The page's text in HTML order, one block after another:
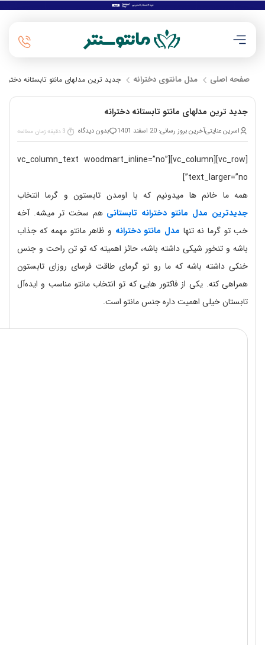
صفحه اصلی مدل مانتوی دخترانه جدید ترین مدلهای مانتو تابستانه دخترانه
جدید ترین مدلهای مانتو تابستانه دخترانه
اسرین عنایتیآخرین بروز رسانی: 20 اسفند 1401 بدون دیدگاه 3 دقیقه زمان مطالعه
[vc_row][vc_column][vc_column_text woodmart_inline=”no”
text_larger=”no”]
همه ما خانم ها میدونیم که با اومدن تابستون و گرما انتخاب
جدیدترین مدل مانتو دخترانه تابستانی هم سخت تر میشه. آخه
خب تو گرما نه تنها مدل مانتو دخترانه و ظاهر مانتو مهمه که جذاب
باشه و تنخور شیکی داشته باشه، حائز اهمیته که تو تن راحت و جنس
خنکی داشته باشه که ما رو تو گرمای طاقت فرسای روزای تابستون
همراهی کنه. یکی از فاکتور هایی که تو انتخاب مانتو مناسب و ایده‌آل
تابستان خیلی اهمیت داره جنس مانتو است.